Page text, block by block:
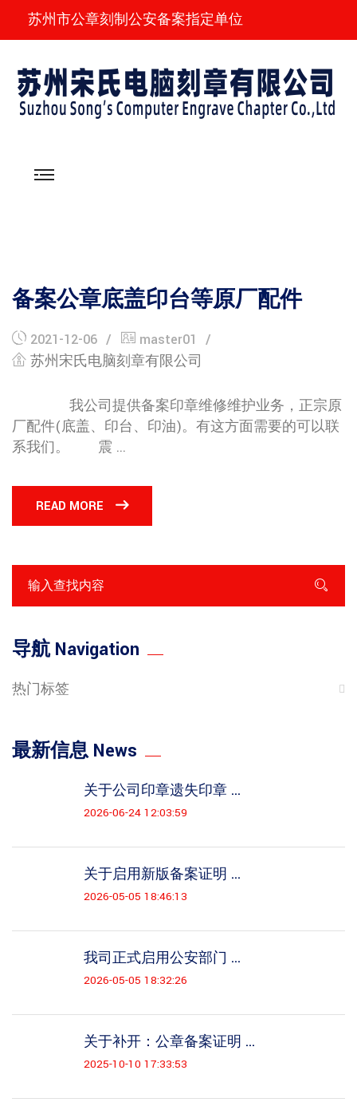
苏州市公章刻制公安备案指定单位
备案公章底盖印台等原厂配件
2021-12-06
master01
苏州宋氏电脑刻章有限公司
我公司提供备案印章维修维护业务，正宗原
厂配件(底盖、印台、印油)。有这方面需要的可以联
系我们。 震 ...
READ MORE
导航 Navigation
热门标签
最新信息 News
关于公司印章遗失印章 ...
2026-06-24 12:03:59
关于启用新版备案证明 ...
2026-05-05 18:46:13
我司正式启用公安部门 ...
2026-05-05 18:32:26
关于补开：公章备案证明 ...
2025-10-10 17:33:53